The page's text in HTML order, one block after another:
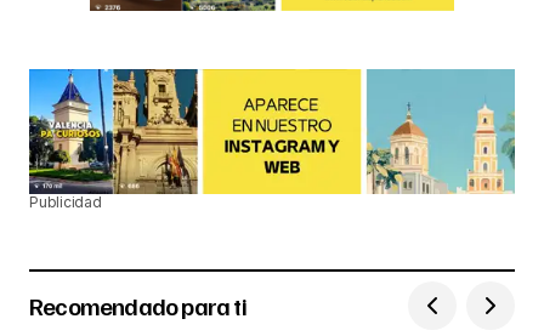
Publicidad
Recomendado para ti